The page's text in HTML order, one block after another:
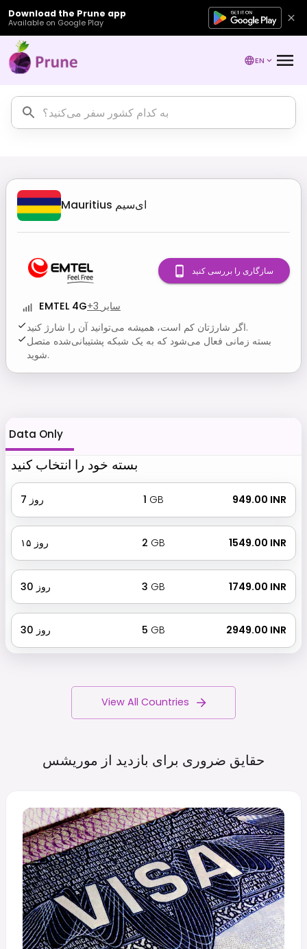
Download the Prune app
Available on Google Play
EN
Mauritius ای‌سیم
EMTEL 4G+3 سایر
اگر شارژتان کم است، همیشه می‌توانید آن را شارژ کنید.
بسته زمانی فعال می‌شود که به یک شبکه پشتیبانی‌شده متصل
شوید.
سازگاری را بررسی کنید
Data Only
بسته خود را انتخاب کنید
7 روز 1 GB ₹ 949.00 INR
۱۵ روز 2 GB ₹ 1549.00 INR
30 روز 3 GB ₹ 1749.00 INR
30 روز 5 GB ₹ 2949.00 INR
View All Countries
حقایق ضروری برای بازدید از موریشس